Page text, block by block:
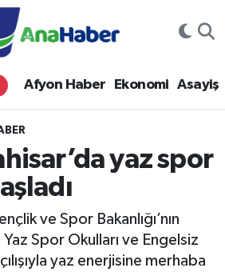
Afyon Haber Ekonomi Asayiş
yaz spor
ve Spor Bakanlığı’nın
Spor Okulları ve Engelsiz
yaz enerjisine merhaba
Nöbetçi Eczaneler
Hava Durumu
Trafik Yoğunluk Haritası
Durumu ve Fikstür